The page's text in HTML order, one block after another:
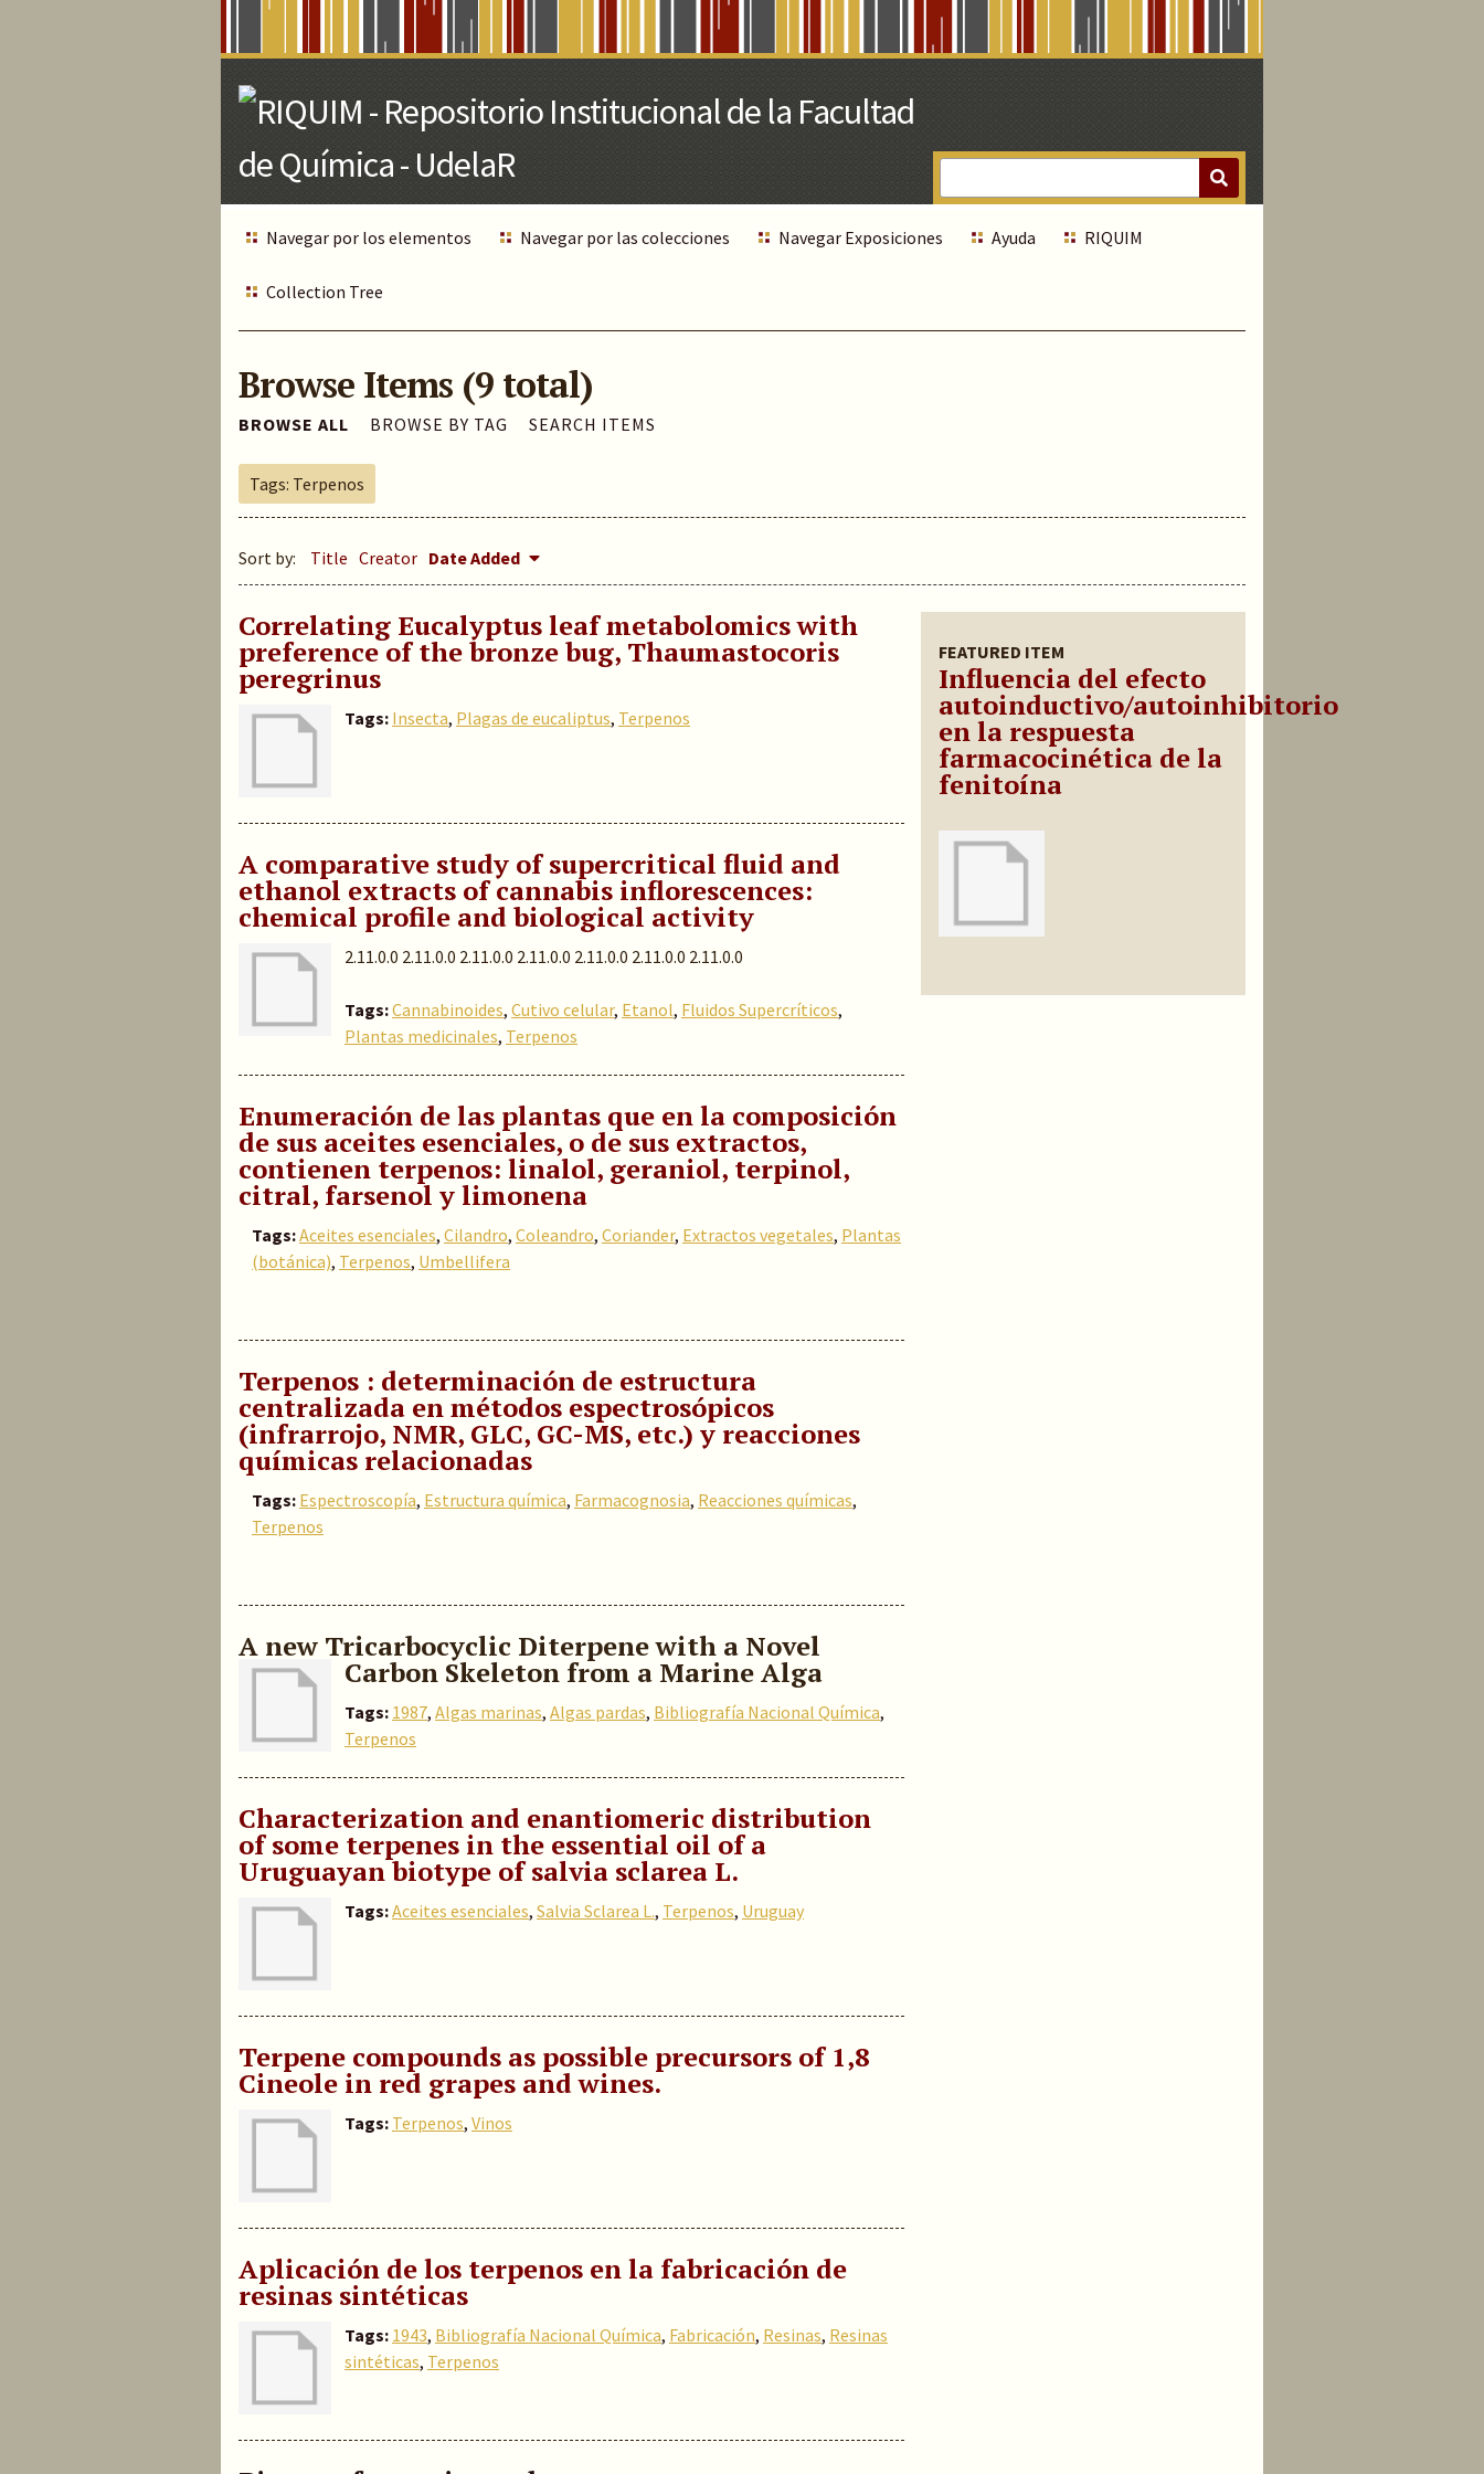
Navegar por los elementos Navegar por las colecciones Navegar Exposiciones Ayuda RIQUIM
Collection Tree
Browse Items (9 total)
BROWSE ALL BROWSE BY TAG SEARCH ITEMS
Tags: Terpenos
Sort by: Title Creator Date Added
FEATURED ITEM
Influencia del efecto
autoinductivo/autoinhibitorio
en la respuesta
farmacocinética de la
fenitoína
Correlating Eucalyptus leaf metabolomics with
preference of the bronze bug, Thaumastocoris
peregrinus
Tags: Insecta, Plagas de eucaliptus, Terpenos
A comparative study of supercritical fluid and
ethanol extracts of cannabis inflorescences:
chemical profile and biological activity
2.11.0.0 2.11.0.0 2.11.0.0 2.11.0.0 2.11.0.0 2.11.0.0 2.11.0.0
Tags:Cannabinoides, Cutivo celular, Etanol, Fluidos Supercríticos,
Plantas medicinales, Terpenos
Enumeración de las plantas que en la composición
de sus aceites esenciales, o de sus extractos,
contienen terpenos: linalol, geraniol, terpinol,
citral, farsenol y limonena
Tags:Aceites esenciales, Cilandro, Coleandro, Coriander, Extractos vegetales, Plantas
(botánica), Terpenos, Umbellifera
Terpenos : determinación de estructura
centralizada en métodos espectrosópicos
(infrarrojo, NMR, GLC, GC-MS, etc.) y reacciones
químicas relacionadas
Tags: Espectroscopía, Estructura química, Farmacognosia, Reacciones químicas,
Terpenos
A new Tricarbocyclic Diterpene with a Novel
Carbon Skeleton from a Marine Alga
Tags: 1987, Algas marinas, Algas pardas, Bibliografía Nacional Química,
Terpenos
Characterization and enantiomeric distribution
of some terpenes in the essential oil of a
Uruguayan biotype of salvia sclarea L.
Tags:Aceites esenciales, Salvia Sclarea L., Terpenos, Uruguay
Terpene compounds as possible precursors of 1,8
Cineole in red grapes and wines.
Tags: Terpenos, Vinos
Aplicación de los terpenos en la fabricación de
resinas sintéticas
Tags: 1943, Bibliografía Nacional Química, Fabricación, Resinas, Resinas
sintéticas, Terpenos